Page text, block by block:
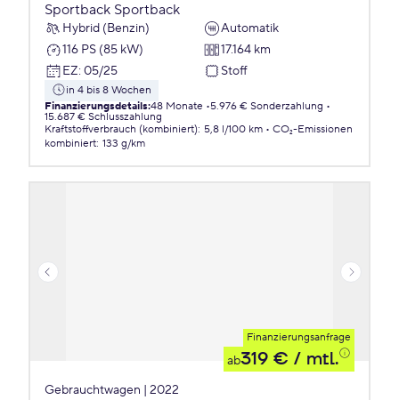
Sportback Sportback
Hybrid (Benzin)
Automatik
116 PS (85 kW)
17.164 km
EZ: 05/25 Stoff
in 4 bis 8 Wochen
Finanzierungsdetails:48 Monate 5.976 € Sonderzahlung
15.687 € Schlusszahlung
Kraftstoffverbrauch (kombiniert): 5,8 l/100 km
CO₂-Emissionen
kombiniert: 133 g/km
Finanzierungsanfrage
ab319 € / mtl.
Gebrauchtwagen | 2022